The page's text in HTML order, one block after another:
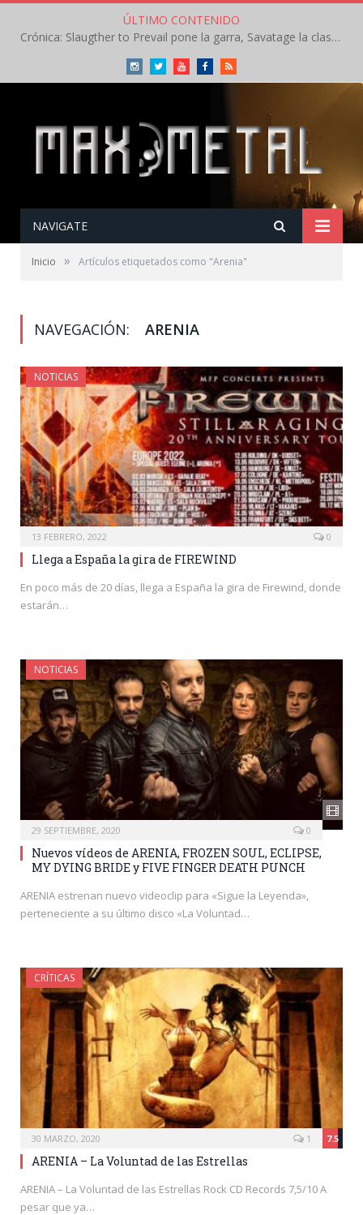
ÚLTIMO CONTENIDO
Crónica: Slaugther to Prevail pone la garra, Savatage la clase en la apertura del Leyendas del Rock – Miércoles – Agosto 2026
InstagramTwitterYoutubeFacebookRSS
NAVIGATE
Inicio » Artículos etiquetados como "Arenia"
NAVEGACIÓN: ARENIA
NOTICIAS
13 FEBRERO, 2022 0
Llega a España la gira de FIREWIND
En poco más de 20 días, llega a España la gira de Firewind, donde
estarán…
NOTICIAS
29 SEPTIEMBRE, 2020 0
Nuevos vídeos de ARENIA, FROZEN SOUL, ECLIPSE,
MY DYING BRIDE y FIVE FINGER DEATH PUNCH
ARENIA estrenan nuevo videoclip para «Sigue la Leyenda»,
perteneciente a su último disco «La Voluntad…
CRÍTICAS
30 MARZO, 2020 7.5
1
ARENIA – La Voluntad de las Estrellas
ARENIA – La Voluntad de las Estrellas Rock CD Records 7,5/10 A
pesar que ya…